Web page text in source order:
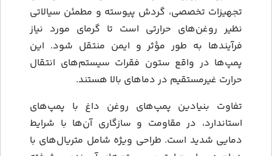
تجهیزات تخصصی، گردش پیوسته و مطمئن سیالاتی
نظیر روغن‌های حرارتی است تا گرمای مورد نیاز
فرآیندها به طور مؤثر و ایمن منتقل شود. این
پمپ‌ها در واقع ستون فقرات سیستم‌های انتقال
حرارت غیرمستقیم در دماهای بالا هستند.
تفاوت بنیادین پمپ‌های روغن داغ با پمپ‌های
استاندارد، در مقاومت و سازگاری آن‌ها با شرایط
دمایی شدید است. طراحی ویژه شامل متریال‌های با